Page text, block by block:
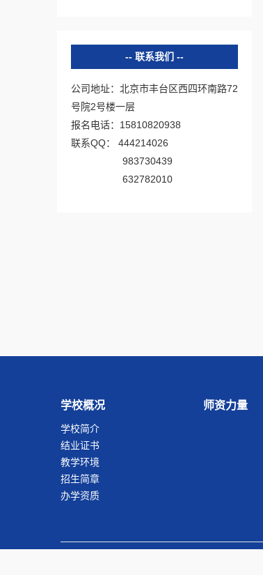
联系我们
公司地址：北京市丰台区西四环南路72
号院2号楼一层
报名电话：15810820938
联系QQ： 444214026
983730439
632782010
学校概况
学校简介
结业证书
教学环境
招生简章
办学资质
师资力量